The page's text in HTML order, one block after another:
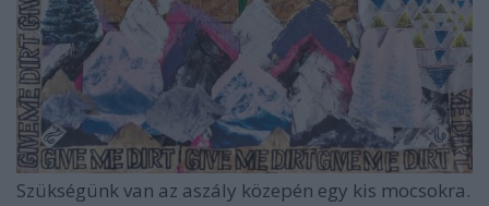
Szükségünk van az aszály közepén egy kis mocsokra.